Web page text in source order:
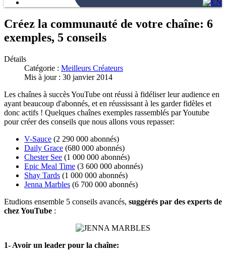
Créez la communauté de votre chaîne: 6
exemples, 5 conseils
Détails
Catégorie : Meilleurs Créateurs
Mis à jour : 30 janvier 2014
Les chaînes à succès YouTube ont réussi à fidéliser leur audience en
ayant beaucoup d'abonnés, et en réussissant à les garder fidèles et
donc actifs ! Quelques chaînes exemples rassemblés par Youtube
pour créer des conseils que nous allons vous repasser:
V-Sauce (2 290 000 abonnés)
Daily Grace (680 000 abonnés)
Chester See (1 000 000 abonnés)
Epic Meal Time (3 600 000 abonnés)
Shay Tards (1 000 000 abonnés)
Jenna Marbles (6 700 000 abonnés)
Etudions ensemble 5 conseils avancés, suggérés par des experts de
chez YouTube :
1- Avoir un leader pour la chaîne: